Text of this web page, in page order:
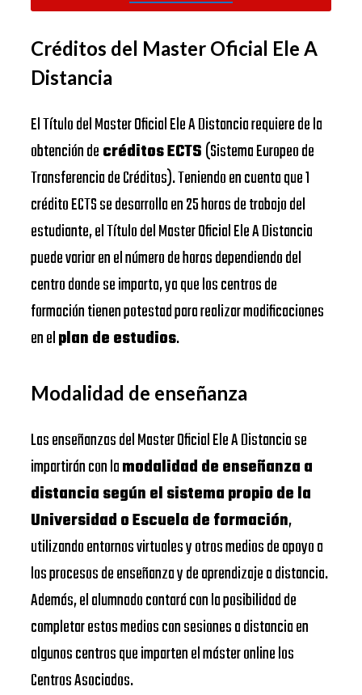
Créditos del Master Oficial Ele A
Distancia
El Título del Master Oficial Ele A Distancia requiere de la
obtención decréditos ECTS(Sistema Europeo de
Transferencia de Créditos). Teniendo en cuenta que 1
crédito ECTS se desarrolla en 25 horas de trabajo del
estudiante, el Título del Master Oficial Ele A Distancia
puede variar en el número de horas dependiendo del
centro donde se imparta, ya que los centros de
formación tienen potestad para realizar modificaciones
en elplan de estudios.
Modalidad de enseñanza
Las enseñanzas del Master Oficial Ele A Distancia se
impartirán con lamodalidad de enseñanza a
distancia según el sistema propio de la
Universidad o Escuela de formación,
utilizando entornos virtuales y otros medios de apoyo a
los procesos de enseñanza y de aprendizaje a distancia.
Además, el alumnado contará con la posibilidad de
completar estos medios con sesiones a distancia en
algunos centros que imparten el máster online los
Centros Asociados.